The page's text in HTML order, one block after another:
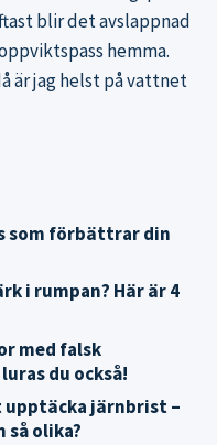
blir det avslappnad
hemma.
är jag helst på vattnet
som förbättrar din
i rumpan? Här är 4
med falsk
du också!
järnbrist –
olika?